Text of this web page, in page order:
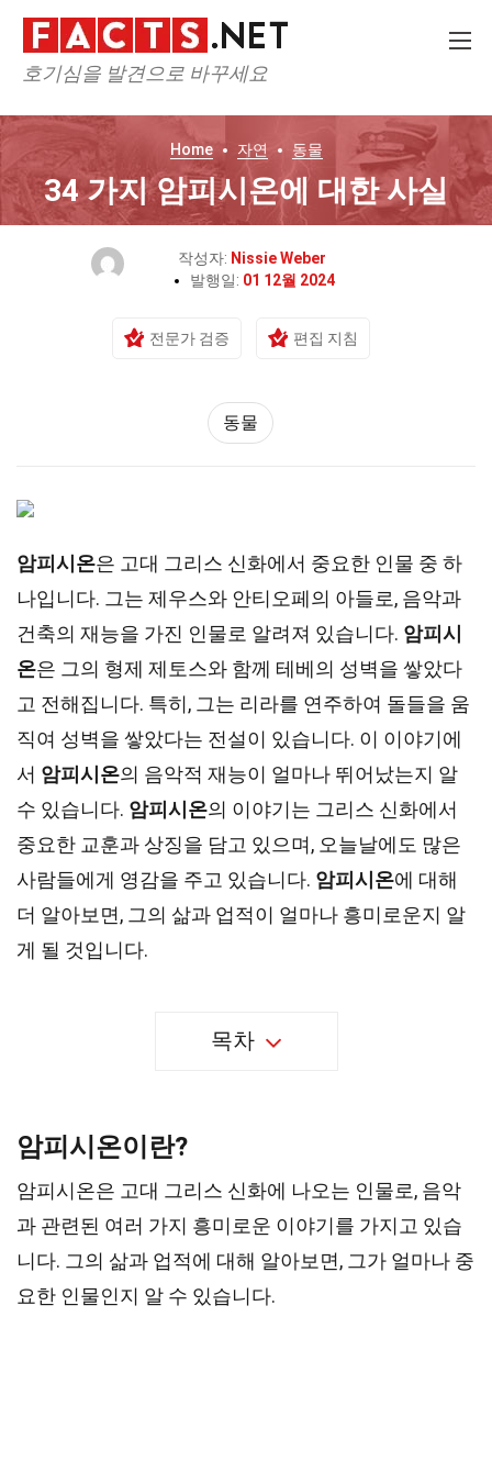
호기심을 발견으로 바꾸세요
Home 자연 동물
34 가지 암피시온에 대한 사실
작성자: Nissie Weber
발행일: 01 12월 2024
전문가 검증 편집 지침
동물
암피시온은 고대 그리스 신화에서 중요한 인물 중 하
나입니다. 그는 제우스와 안티오페의 아들로, 음악과
건축의 재능을 가진 인물로 알려져 있습니다. 암피시
온은 그의 형제 제토스와 함께 테베의 성벽을 쌓았다
고 전해집니다. 특히, 그는 리라를 연주하여 돌들을 움
직여 성벽을 쌓았다는 전설이 있습니다. 이 이야기에
서 암피시온의 음악적 재능이 얼마나 뛰어났는지 알
수 있습니다. 암피시온의 이야기는 그리스 신화에서
중요한 교훈과 상징을 담고 있으며, 오늘날에도 많은
사람들에게 영감을 주고 있습니다. 암피시온에 대해
더 알아보면, 그의 삶과 업적이 얼마나 흥미로운지 알
게 될 것입니다.
목차
암피시온이란?
암피시온은 고대 그리스 신화에 나오는 인물로, 음악
과 관련된 여러 가지 흥미로운 이야기를 가지고 있습
니다. 그의 삶과 업적에 대해 알아보면, 그가 얼마나 중
요한 인물인지 알 수 있습니다.